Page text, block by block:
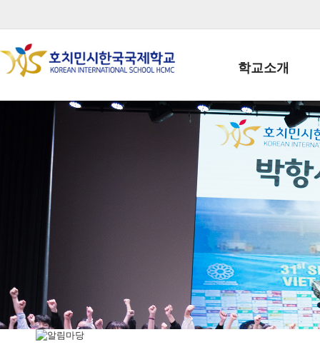
학교소개
학교장인사말
학생회장인사말
학교상징
학교 CI
교직원현황
학생현황
위치/전화
전경사진